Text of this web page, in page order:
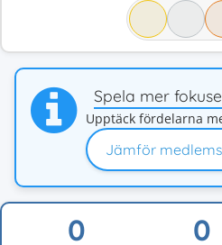
Spela mer
Upptäck fördelarna
Jämför